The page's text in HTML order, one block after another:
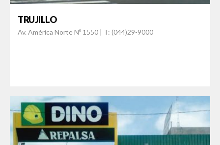
TRUJILLO
Av. América Norte Nº 1550 | T: (044)29-9000